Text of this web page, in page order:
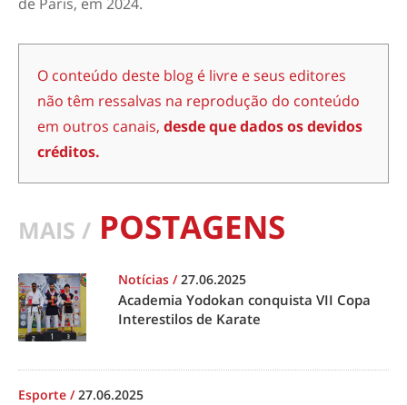
de Paris, em 2024.
O conteúdo deste blog é livre e seus editores
não têm ressalvas na reprodução do conteúdo
em outros canais, desde que dados os devidos
créditos.
MAIS / POSTAGENS
Notícias /27.06.2025
Academia Yodokan conquista VII Copa
Interestilos de Karate
Esporte /27.06.2025